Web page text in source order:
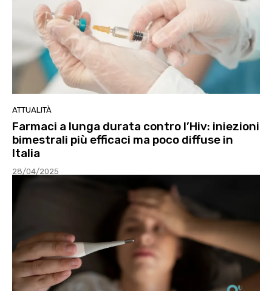
ATTUALITÀ
Farmaci a lunga durata contro l’Hiv: iniezioni
bimestrali più efficaci ma poco diffuse in
Italia
28/04/2025